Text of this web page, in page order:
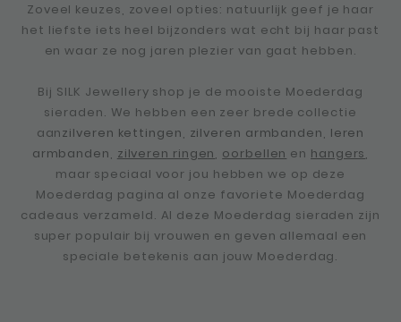
Zoveel keuzes, zoveel opties: natuurlijk geef je haar
het liefste iets heel bijzonders wat echt bij haar past
en waar ze nog jaren plezier van gaat hebben.
Bij SILK Jewellery shop je de mooiste Moederdag
sieraden. We hebben een zeer brede collectie
aanzilveren kettingen, zilveren armbanden, leren
armbanden, zilveren ringen, oorbellen en hangers,
maar speciaal voor jou hebben we op deze
Moederdag pagina al onze favoriete Moederdag
cadeaus verzameld. Al deze Moederdag sieraden zijn
super populair bij vrouwen en geven allemaal een
speciale betekenis aan jouw Moederdag.